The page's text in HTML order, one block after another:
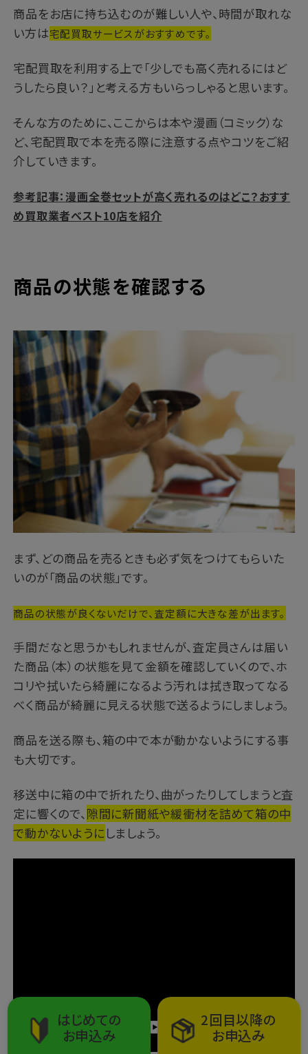
はじめての
お申込み
2回目以降の
お申込み
商品をお店に持ち込むのが難しい人や、時間が取れな
い方は宅配買取サービスがおすすめです。
宅配買取を利用する上で「少しでも高く売れるにはど
うしたら良い？」と考える方もいらっしゃると思います。
そんな方のために、ここからは本や漫画（コミック）な
ど、宅配買取で本を売る際に注意する点やコツをご紹
介していきます。
参考記事：漫画全巻セットが高く売れるのはどこ？おすす
め買取業者ベスト10店を紹介
商品の状態を確認する
まず、どの商品を売るときも必ず気をつけてもらいた
いのが「商品の状態」です。
商品の状態が良くないだけで、査定額に大きな差が出ます。
手間だなと思うかもしれませんが、査定員さんは届い
た商品（本）の状態を見て金額を確認していくので、ホ
コリや拭いたら綺麗になるよう汚れは拭き取ってなる
べく商品が綺麗に見える状態で送るようにしましょう。
商品を送る際も、箱の中で本が動かないようにする事
も大切です。
移送中に箱の中で折れたり、曲がったりしてしまうと査
定に響くので、隙間に新聞紙や緩衝材を詰めて箱の中
で動かないように しましょう。